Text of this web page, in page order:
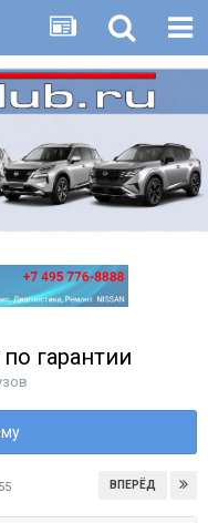
гарантии
ВПЕРЁД